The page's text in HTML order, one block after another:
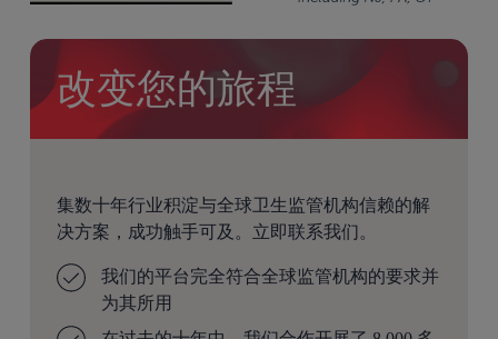
改变您的旅程
集数十年行业积淀与全球卫生监管机构信赖的解
决方案，成功触手可及。立即联系我们。
我们的平台完全符合全球监管机构的要求并
为其所用